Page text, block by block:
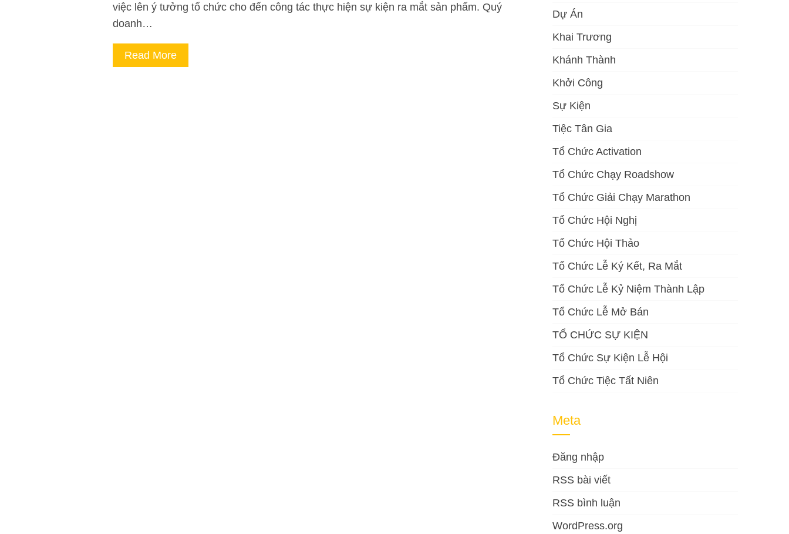
việc lên ý tưởng tổ chức cho đến công tác thực hiện sự kiện ra mắt sản phẩm. Quý
doanh…
Read More
Dự Án
Khai Trương
Khánh Thành
Khởi Công
Sự Kiện
Tiệc Tân Gia
Tổ Chức Activation
Tổ Chức Chạy Roadshow
Tổ Chức Giải Chạy Marathon
Tổ Chức Hội Nghị
Tổ Chức Hội Thảo
Tổ Chức Lễ Ký Kết, Ra Mắt
Tổ Chức Lễ Kỷ Niệm Thành Lập
Tổ Chức Lễ Mở Bán
TỔ CHỨC SỰ KIỆN
Tổ Chức Sự Kiện Lễ Hội
Tổ Chức Tiệc Tất Niên
Meta
Đăng nhập
RSS bài viết
RSS bình luận
WordPress.org